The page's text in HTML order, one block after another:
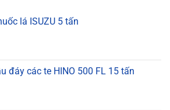
lá ISUZU 5 tấn
đáy các te HINO 500 FL 15 tấn